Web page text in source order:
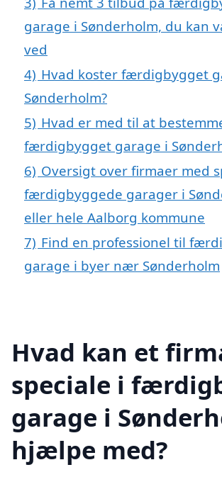
garage i Sønderholm, du kan
ved
4) Hvad koster færdigbygget
Sønderholm?
5) Hvad er med til at
færdigbygget garage i
6) Oversigt over firmaer med
færdigbyggede garager i
eller hele Aalborg kommune
7) Find en professionel til
garage i byer nær Sønderholm
Hvad kan et
speciale i
garage i
hjælpe med?